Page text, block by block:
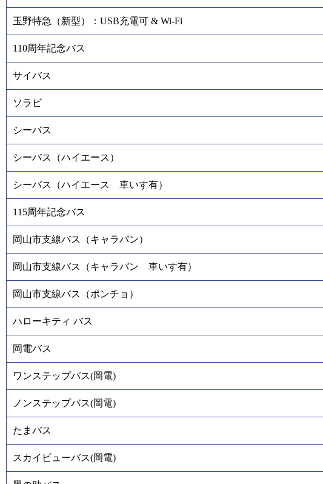
玉野特急（新型）：USB充電可 & Wi-Fi
110周年記念バス
サイバス
ソラビ
シーバス
シーバス（ハイエース）
シーバス（ハイエース 車いす有）
115周年記念バス
岡山市支線バス（キャラバン）
岡山市支線バス（キャラバン 車いす有）
岡山市支線バス（ポンチョ）
ハローキティ バス
岡電バス
ワンステップバス(岡電)
ノンステップバス(岡電)
たまバス
スカイビューバス(岡電)